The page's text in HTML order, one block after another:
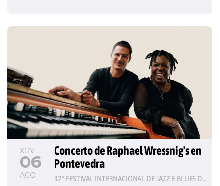
XOV
06
AGO
Concerto de Raphael Wressnig's en
Pontevedra
32º FESTIVAL INTERNACIONAL DE JAZZ E BLUES DE PONTEVEDRA